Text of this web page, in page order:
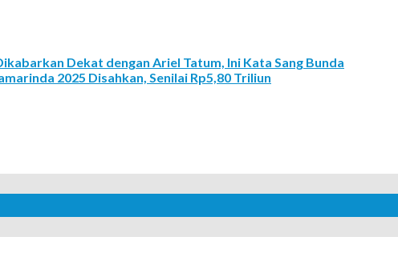
Dekat dengan Ariel Tatum, Ini Kata Sang Bunda
2025 Disahkan, Senilai Rp5,80 Triliun